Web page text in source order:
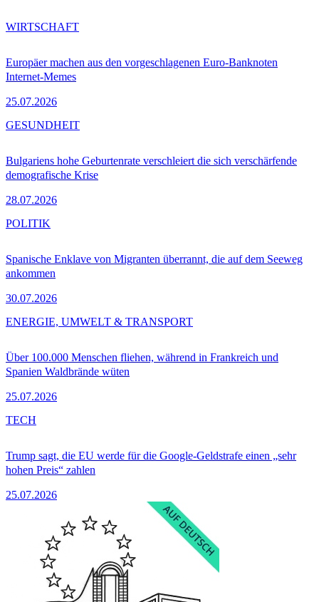
Europäer machen aus den vorgeschlagenen Euro-Banknoten
Internet-Memes
25.07.2026
WIRTSCHAFT
Bulgariens hohe Geburtenrate verschleiert die sich verschärfende
demografische Krise
28.07.2026
GESUNDHEIT
Spanische Enklave von Migranten überrannt, die auf dem Seeweg
ankommen
30.07.2026
POLITIK
Über 100.000 Menschen fliehen, während in Frankreich und
Spanien Waldbrände wüten
25.07.2026
ENERGIE, UMWELT & TRANSPORT
Trump sagt, die EU werde für die Google-Geldstrafe einen „sehr
hohen Preis“ zahlen
25.07.2026
TECH